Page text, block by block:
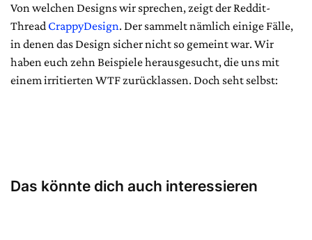
Von welchen Designs wir sprechen, zeigt der Reddit-
Thread CrappyDesign. Der sammelt nämlich einige Fälle,
in denen das Design sicher nicht so gemeint war. Wir
haben euch zehn Beispiele herausgesucht, die uns mit
einem irritierten WTF zurücklassen. Doch seht selbst:
Das könnte dich auch interessieren